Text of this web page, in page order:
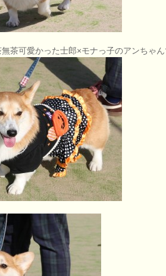
無茶可愛かった士郎×モナっ子のアンちゃ